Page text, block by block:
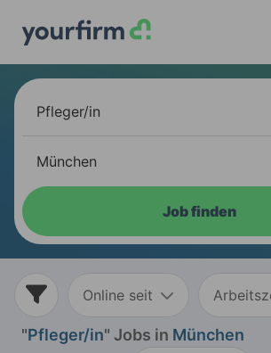
Job finden
Online seit
"Pfleger/in" Jobs in München